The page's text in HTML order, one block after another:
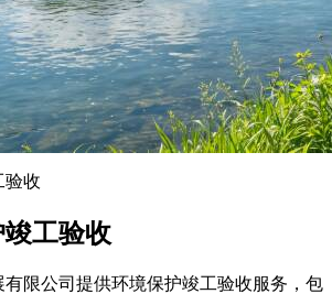
工验收
有限公司提供环境保护竣工验收服务，包